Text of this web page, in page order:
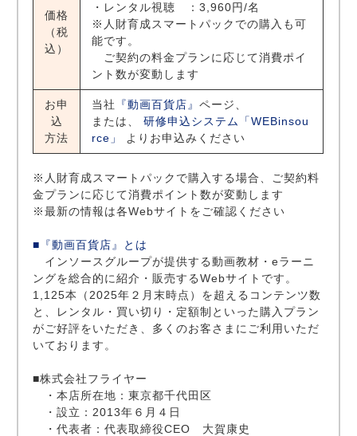
価格
（税
込）
・レンタル視聴 ：3,960円/名
※人財育成スマートパックでの購入も可
能です。
ご契約の料金プランに応じて消費ポイ
ント数が変動します
お申
込
方法
当社 『動画百貨店』ページ、
または、研修申込システム「WEBinsou
rce」
よりお申込みください
※人財育成スマートパックで購入する場合、ご契約料
金プランに応じて消費ポイント数が変動します
※最新の情報は各Webサイトをご確認ください
■『動画百貨店』とは
インソースグループが提供する動画教材・eラーニ
ングを総合的に紹介・販売するWebサイトです。
1,125本（2025年２月末時点）を超えるコンテンツ数
と、レンタル・買い切り・定額制といった購入プラン
がご好評をいただき、多くのお客さまにご利用いただ
いております。
■株式会社フライヤー
・本店所在地：東京都千代田区
・設立：2013年６月４日
・代表者：代表取締役CEO 大賀康史